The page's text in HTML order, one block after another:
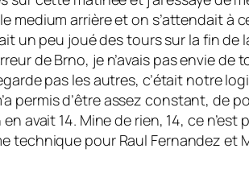
medium arrière et on s’attendait
un peu joué des tours sur la fin
de Brno, je n’avais pas envie
pas les autres, c’était notre
permis d’être assez constant, de
avait 14. Mine de rien, 14, ce
technique pour Raul Fernandez